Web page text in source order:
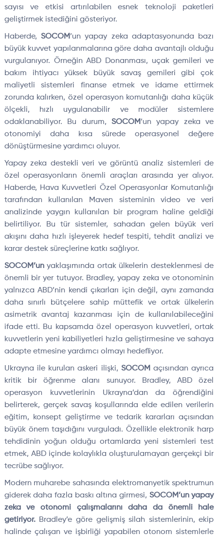
sayısı ve etkisi artırılabilen esnek teknoloji paketleri
geliştirmek istediğini gösteriyor.
Haberde, SOCOM’un yapay zeka adaptasyonunda bazı
büyük kuvvet yapılanmalarına göre daha avantajlı olduğu
vurgulanıyor. Örneğin ABD Donanması, uçak gemileri ve
bakım ihtiyacı yüksek büyük savaş gemileri gibi çok
maliyetli sistemleri finanse etmek ve idame ettirmek
zorunda kalırken, özel operasyon komutanlığı daha küçük
ölçekli, hızlı uygulanabilir ve modüler sistemlere
odaklanabiliyor. Bu durum, SOCOM’un yapay zeka ve
otonomiyi daha kısa sürede operasyonel değere
dönüştürmesine yardımcı oluyor.
Yapay zeka destekli veri ve görüntü analiz sistemleri de
özel operasyonların önemli araçları arasında yer alıyor.
Haberde, Hava Kuvvetleri Özel Operasyonlar Komutanlığı
tarafından kullanılan Maven sisteminin video ve veri
analizinde yaygın kullanılan bir program haline geldiği
belirtiliyor. Bu tür sistemler, sahadan gelen büyük veri
akışını daha hızlı işleyerek hedef tespiti, tehdit analizi ve
karar destek süreçlerine katkı sağlıyor.
SOCOM’unyaklaşımında ortak ülkelerin desteklenmesi de
önemli bir yer tutuyor. Bradley, yapay zeka ve otonominin
yalnızca ABD’nin kendi çıkarları için değil, aynı zamanda
daha sınırlı bütçelere sahip müttefik ve ortak ülkelerin
asimetrik avantaj kazanması için de kullanılabileceğini
ifade etti. Bu kapsamda özel operasyon kuvvetleri, ortak
kuvvetlerin yeni kabiliyetleri hızla geliştirmesine ve sahaya
adapte etmesine yardımcı olmayı hedefliyor.
Ukrayna ile kurulan askeri ilişki, SOCOM açısından ayrıca
kritik bir öğrenme alanı sunuyor. Bradley, ABD özel
operasyon kuvvetlerinin Ukrayna’dan da öğrendiğini
belirterek, gerçek savaş koşullarında elde edilen verilerin
eğitim, konsept geliştirme ve tedarik kararları açısından
büyük önem taşıdığını vurguladı. Özellikle elektronik harp
tehdidinin yoğun olduğu ortamlarda yeni sistemleri test
etmek, ABD içinde kolaylıkla oluşturulamayan gerçekçi bir
tecrübe sağlıyor.
Modern muharebe sahasında elektromanyetik spektrumun
giderek daha fazla baskı altına girmesi, SOCOM’un yapay
zeka ve otonomi çalışmalarını daha da önemli hale
getiriyor. Bradley’e göre gelişmiş silah sistemlerinin, ekip
halinde çalışan ve işbirliği yapabilen otonom sistemlerle